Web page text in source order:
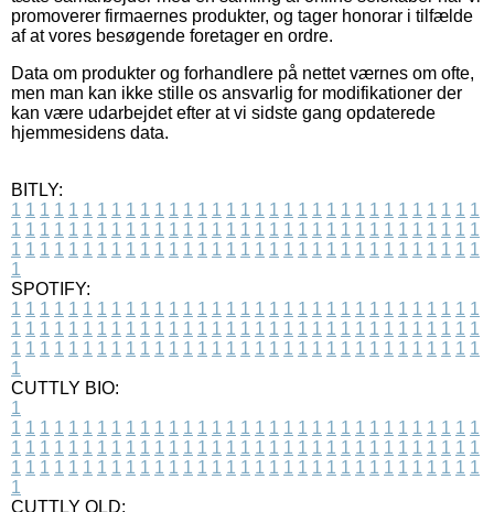
promoverer firmaernes produkter, og tager honorar i tilfælde
af at vores besøgende foretager en ordre.
Data om produkter og forhandlere på nettet værnes om ofte,
men man kan ikke stille os ansvarlig for modifikationer der
kan være udarbejdet efter at vi sidste gang opdaterede
hjemmesidens data.
BITLY:
1 1 1 1 1 1 1 1 1 1 1 1 1 1 1 1 1 1 1 1 1 1 1 1 1 1 1 1 1 1 1 1 1
1 1 1 1 1 1 1 1 1 1 1 1 1 1 1 1 1 1 1 1 1 1 1 1 1 1 1 1 1 1 1 1 1
1 1 1 1 1 1 1 1 1 1 1 1 1 1 1 1 1 1 1 1 1 1 1 1 1 1 1 1 1 1 1 1 1
1
SPOTIFY:
1 1 1 1 1 1 1 1 1 1 1 1 1 1 1 1 1 1 1 1 1 1 1 1 1 1 1 1 1 1 1 1 1
1 1 1 1 1 1 1 1 1 1 1 1 1 1 1 1 1 1 1 1 1 1 1 1 1 1 1 1 1 1 1 1 1
1 1 1 1 1 1 1 1 1 1 1 1 1 1 1 1 1 1 1 1 1 1 1 1 1 1 1 1 1 1 1 1 1
1
CUTTLY BIO:
1
1 1 1 1 1 1 1 1 1 1 1 1 1 1 1 1 1 1 1 1 1 1 1 1 1 1 1 1 1 1 1 1 1
1 1 1 1 1 1 1 1 1 1 1 1 1 1 1 1 1 1 1 1 1 1 1 1 1 1 1 1 1 1 1 1 1
1 1 1 1 1 1 1 1 1 1 1 1 1 1 1 1 1 1 1 1 1 1 1 1 1 1 1 1 1 1 1 1 1
1
CUTTLY OLD: